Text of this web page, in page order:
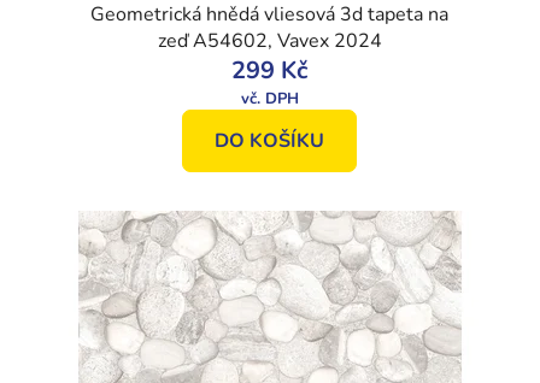
Geometrická hnědá vliesová 3d tapeta na
zeď A54602, Vavex 2024
299 Kč
DO KOŠÍKU